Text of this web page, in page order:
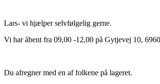
Lars- vi hjælper selvfølgelig gerne.
Vi har åbent fra 09,00 -12,00 på Gytjevej 10,
Du afregner med en af folkene på lageret.